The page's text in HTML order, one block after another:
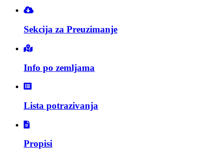
Sekcija za Preuzimanje
Info po zemljama
Lista potrazivanja
Propisi